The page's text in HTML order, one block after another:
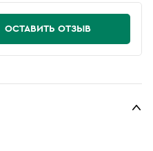
ОСТАВИТЬ ОТЗЫВ